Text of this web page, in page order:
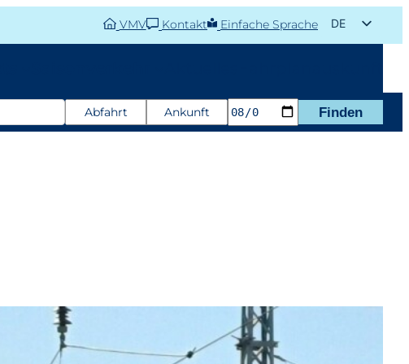
VMV Kontakt Einfache Sprache
DE
Abfahrt Ankunft Finden